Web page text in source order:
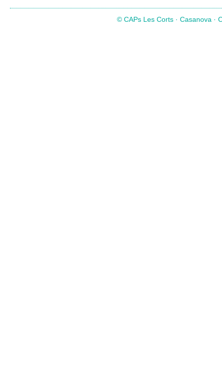
© CAPs Les Corts · Casanova ·